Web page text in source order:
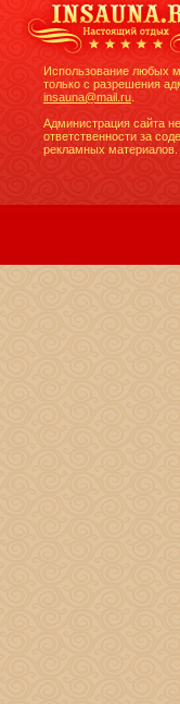
Использование любых
только с разрешения
insauna@mail.ru
Администрация сайта
ответственности за
рекламных материалов.